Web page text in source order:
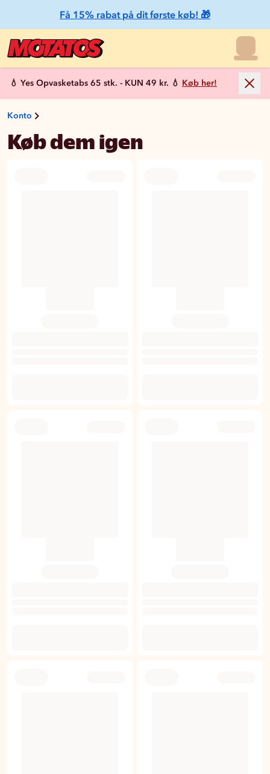
Få 15% rabat på dit første køb! 🎁
💧 Yes Opvasketabs 65 stk. - KUN 49 kr. 💧 Køb her!
Konto
Køb dem igen